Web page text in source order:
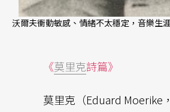
沃爾夫衝動敏感、情緒不太穩定，音樂生
《莫里克詩篇》
莫里克（Eduard Moerike